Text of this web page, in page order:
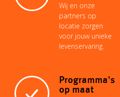
Wij en onze
partners op
locatie zorgen
voor jouw unieke
levenservaring.
Programma's
op maat